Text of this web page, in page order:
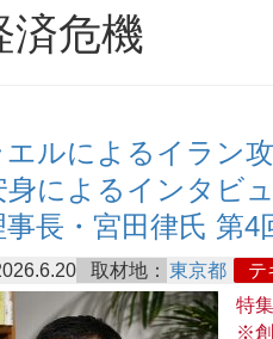
済危機
ルによるイラン
身によるインタビ
長・宮田律氏 第4
取材地： 東京都
テ
特
※創